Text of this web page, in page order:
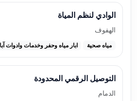
الوادي لنظم المياة
الهفوف
مياه صحية ابار مياه وحفر وخدمات وادوات
التوصيل الرقمي المحدودة
الدمام